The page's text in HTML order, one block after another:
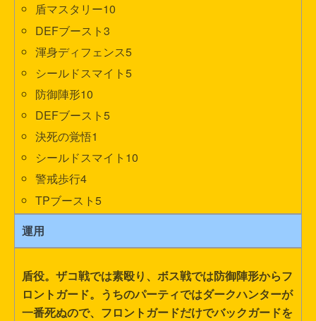
盾マスタリー10
DEFブースト3
渾身ディフェンス5
シールドスマイト5
防御陣形10
DEFブースト5
決死の覚悟1
シールドスマイト10
警戒歩行4
TPブースト5
運用
盾役。ザコ戦では素殴り、ボス戦では防御陣形からフ
ロントガード。うちのパーティではダークハンターが
一番死ぬので、フロントガードだけでバックガードを